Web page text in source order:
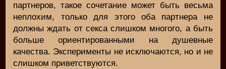
партнеров, такое сочетание может быть весьма
неплохим, только для этого оба партнера не
должны ждать от секса слишком многого, а быть
больше ориентированными на душевные
качества. Эксперименты не исключаются, но и не
слишком приветствуются.